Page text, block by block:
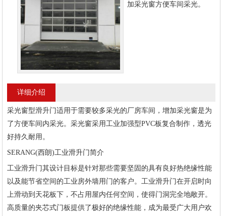
加采光窗方便车间采光。
详细介绍
采光窗型滑升门适用于需要较多采光的厂房车间，增加采光窗是为
了方便车间内采光。采光窗采用工业加强型PVC板复合制作，透光
好持久耐用。
SERANG(西朗)工业滑升门简介
工业滑升门其设计目标是针对那些需要坚固的具有良好热绝缘性能
以及能节省空间的工业房外墙用门的客户。工业滑升门在开启时向
上滑动到天花板下，不占用屋内任何空间，使得门洞完全地敞开。
高质量的夹芯式门板提供了极好的绝缘性能，成为最受广大用户欢